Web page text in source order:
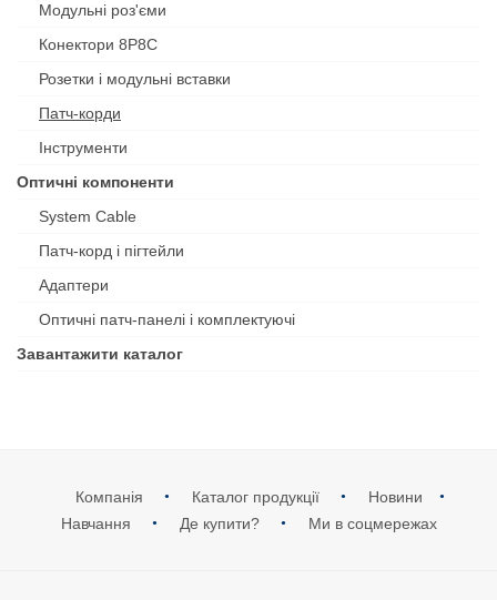
Модульні роз'єми
Конектори 8P8C
Розетки і модульні вставки
Патч-корди
Інструменти
Оптичні компоненти
System Cable
Патч-корд і пігтейли
Адаптери
Оптичні патч-панелі і комплектуючі
Завантажити каталог
Компанія Каталог продукції
Новини
Навчання
Де купити? Ми в соцмережах